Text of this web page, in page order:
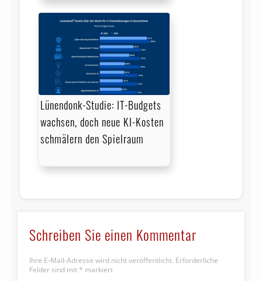
Lünendonk-Studie: IT-Budgets
wachsen, doch neue KI-Kosten
schmälern den Spielraum
Schreiben Sie einen Kommentar
Ihre E-Mail-Adresse wird nicht veröffentlicht. Erforderliche
Felder sind mit * markiert